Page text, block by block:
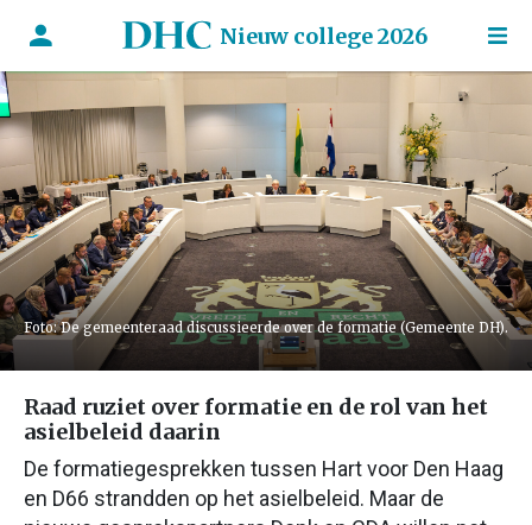
Nieuw college 2026
Foto: De gemeenteraad discussieerde over de formatie (Gemeente DH).
Raad ruziet over formatie en de rol van het
asielbeleid daarin
De formatiegesprekken tussen Hart voor Den Haag
en D66 strandden op het asielbeleid. Maar de